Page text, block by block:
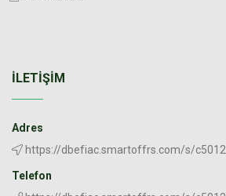
İLETIŞIM
Adres
https://dbefiac.smartoffrs.com/s/
Telefon